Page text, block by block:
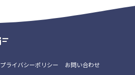
プライバシーポリシー お問い合わせ